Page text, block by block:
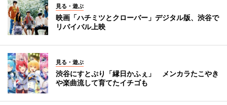
見る・遊ぶ
映画「ハチミツとクローバー」デジタル版、渋谷で
リバイバル上映
見る・遊ぶ
渋谷にすとぷり「縁日かふぇ」 メンカラたこやき
や楽曲流して育てたイチゴも